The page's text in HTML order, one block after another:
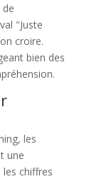
"Juste
croire.
bien des
les
une
chiffres